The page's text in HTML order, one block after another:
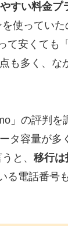
すい料金プ
使ってい
て安くても
も多く、な
」の評判を
タ容量が多
と、 移行は
る電話番号